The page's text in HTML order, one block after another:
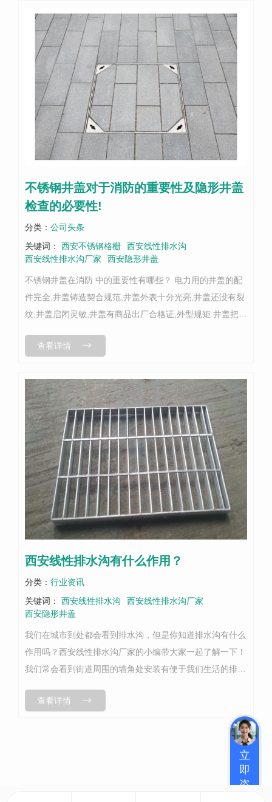
不锈钢井盖对于消防的重要性及隐形井盖
检查的必要性!
分类： 公司头条
关键词：
西安不锈钢格栅
西安线性排水沟
西安线性排水沟厂家
西安隐形井盖
不锈钢井盖在消防 中的重要性有哪些？ 电力用的井盖的配
件完全,井盖铸造契合规范,井盖外表十分光亮,井盖还没有裂
纹,井盖启闭灵敏,井盖有商品出厂合格证,外型规矩.井盖把光
削减磨擦并令滚动...
查看详情
西安线性排水沟有什么作用？
分类： 行业资讯
关键词：
西安线性排水沟
西安线性排水沟厂家
西安隐形井盖
我们在城市到处都会看到排水沟，但是你知道排水沟有什么
作用吗？西安线性排水沟厂家的小编带大家一起了解一下！
我们常会看到街道周围的墙角处安装有便于我们生活的排水
在雨季多发的时候它可以快速有效...
查看详情
立
即
咨